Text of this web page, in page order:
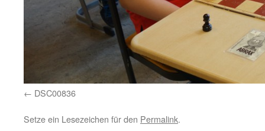
DSC00836
Setze ein Lesezeichen für den Permalink.